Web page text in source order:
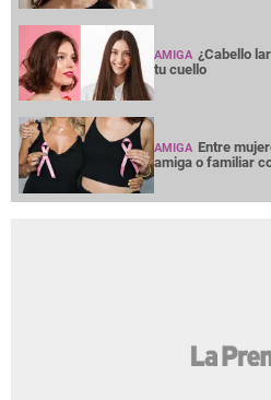
AMIGA ¿Cabello
tu cuello
AMIGA Entre
amiga o familiar